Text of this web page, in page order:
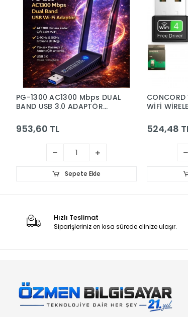
PG-1300 AC1300 Mbps DUAL
BAND USB 3.0 ADAPTÖR
953,60 TL
Sepete Ekle
WİFİ
524,48
Hızlı Teslimat
Siparişleriniz en kısa sürede elinize ulaşır.